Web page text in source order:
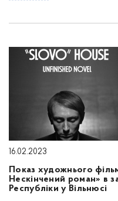
16.02.2023
Показ художнього
Нескінчений роман» в
Республіки у Вільнюсі